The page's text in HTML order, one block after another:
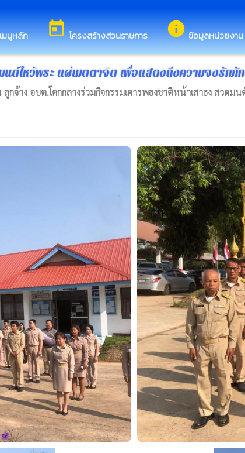
มนูหลัก todayโครงสร้างส่วนราชการ infoข้อมูลหน่วยงาน
ำบลโคกกลาง
ต์ไหว้พระ แผ่เมตตาจิต เพื่อแสดงถึงความจงรัก
าง อบต.โคกกลางร่วมกิจกรรมเคารพธงชาติหน้าเสาธง สวด